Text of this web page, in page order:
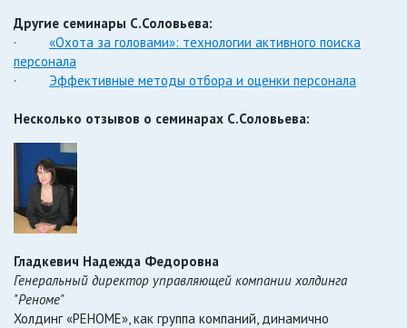
Другие семинары С.Соловьева:
· «Охота за головами»: технологии активного поиска
персонала
· Эффективные методы отбора и оценки персонала
Несколько отзывов о семинарах С.Соловьева:
Гладкевич Надежда Федоровна
Генеральный директор управляющей компании холдинга
"Реноме"
Холдинг «РЕНОМЕ», как группа компаний, динамично